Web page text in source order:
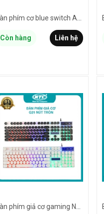
Còn hàng Liên hệ